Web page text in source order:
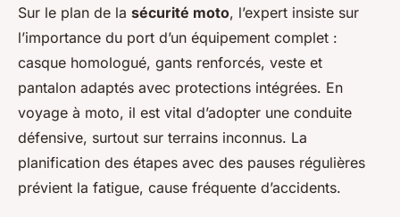
Sur le plan de la sécurité moto, l’expert insiste sur
l’importance du port d’un équipement complet :
casque homologué, gants renforcés, veste et
pantalon adaptés avec protections intégrées. En
voyage à moto, il est vital d’adopter une conduite
défensive, surtout sur terrains inconnus. La
planification des étapes avec des pauses régulières
prévient la fatigue, cause fréquente d’accidents.